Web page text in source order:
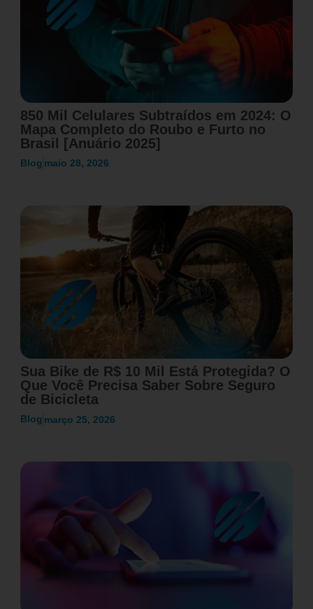
850 Mil Celulares Subtraídos em 2024: O
Mapa Completo do Roubo e Furto no
Brasil [Anuário 2025]
Blog maio 28, 2026
Sua Bike de R$ 10 Mil Está Protegida? O
Que Você Precisa Saber Sobre Seguro
de Bicicleta
Blog março 25, 2026